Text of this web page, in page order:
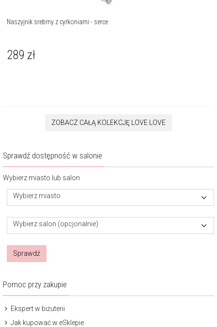
Naszyjnik srebrny z cyrkoniami - serce
289 zł
ZOBACZ CAŁĄ KOLEKCJĘ LOVE LOVE
Sprawdź dostępność w salonie
Wybierz miasto lub salon
Wybierz miasto
Wybierz salon (opcjonalnie)
Sprawdź
Pomoc przy zakupie
Ekspert w biżuterii
Jak kupować w eSklepie